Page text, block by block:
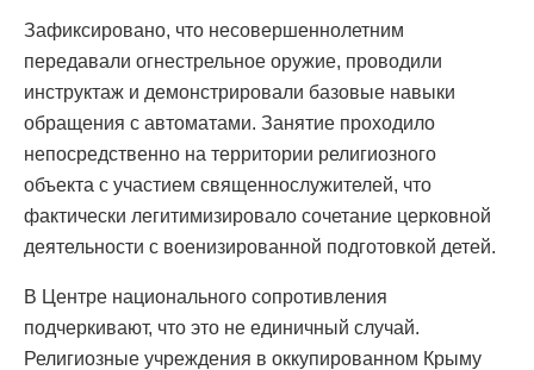
Зафиксировано, что несовершеннолетним
передавали огнестрельное оружие, проводили
инструктаж и демонстрировали базовые навыки
обращения с автоматами. Занятие проходило
непосредственно на территории религиозного
объекта с участием священнослужителей, что
фактически легитимизировало сочетание церковной
деятельности с военизированной подготовкой детей.
В Центре национального сопротивления
подчеркивают, что это не единичный случай.
Религиозные учреждения в оккупированном Крыму